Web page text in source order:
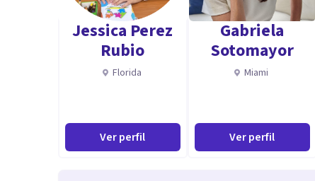
Jessica Perez
Rubio
Florida
Ver perfil
Gabriela
Sotomayor
Miami
Ver perfil